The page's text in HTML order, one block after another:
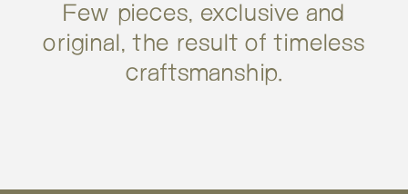
Few pieces, exclusive and
original, the result of timeless
craftsmanship.